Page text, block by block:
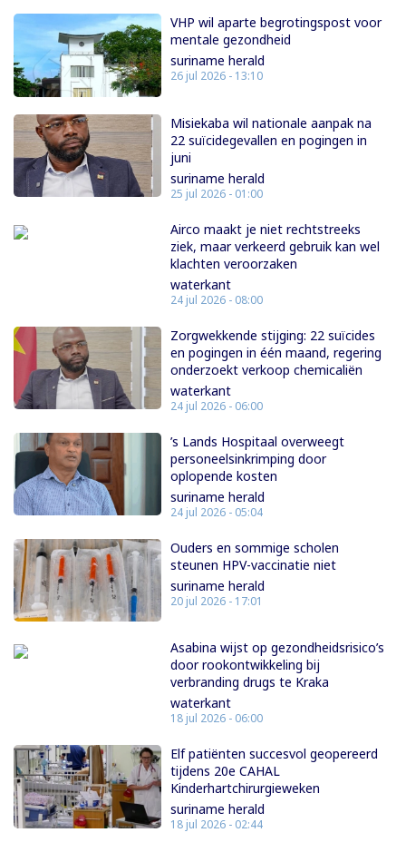
VHP wil aparte begrotingspost voor
mentale gezondheid
suriname herald
26 jul 2026 - 13:10
Misiekaba wil nationale aanpak na
22 suïcidegevallen en pogingen in
juni
suriname herald
25 jul 2026 - 01:00
Airco maakt je niet rechtstreeks
ziek, maar verkeerd gebruik kan wel
klachten veroorzaken
waterkant
24 jul 2026 - 08:00
Zorgwekkende stijging: 22 suïcides
en pogingen in één maand, regering
onderzoekt verkoop chemicaliën
waterkant
24 jul 2026 - 06:00
’s Lands Hospitaal overweegt
personeelsinkrimping door
oplopende kosten
suriname herald
24 jul 2026 - 05:04
Ouders en sommige scholen
steunen HPV-vaccinatie niet
suriname herald
20 jul 2026 - 17:01
Asabina wijst op gezondheidsrisico’s
door rookontwikkeling bij
verbranding drugs te Kraka
waterkant
18 jul 2026 - 06:00
Elf patiënten succesvol geopereerd
tijdens 20e CAHAL
Kinderhartchirurgieweken
suriname herald
18 jul 2026 - 02:44